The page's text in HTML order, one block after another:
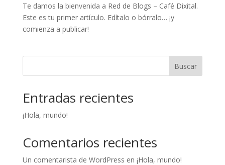
Te damos la bienvenida a Red de Blogs – Café Dixital.
Este es tu primer artículo. Edítalo o bórralo… ¡y
comienza a publicar!
Buscar
Entradas recientes
¡Hola, mundo!
Comentarios recientes
Un comentarista de WordPress en ¡Hola, mundo!